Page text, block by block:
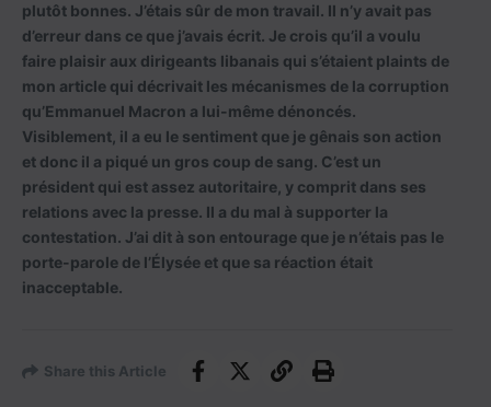
plutôt bonnes. J’étais sûr de mon travail. Il n’y avait pas
d’erreur dans ce que j’avais écrit. Je crois qu’il a voulu
faire plaisir aux dirigeants libanais qui s’étaient plaints de
mon article qui décrivait les mécanismes de la corruption
qu’Emmanuel Macron a lui-même dénoncés.
Visiblement, il a eu le sentiment que je gênais son action
et donc il a piqué un gros coup de sang. C’est un
président qui est assez autoritaire, y comprit dans ses
relations avec la presse. Il a du mal à supporter la
contestation. J’ai dit à son entourage que je n’étais pas le
porte-parole de l’Élysée et que sa réaction était
inacceptable.
Share this Article